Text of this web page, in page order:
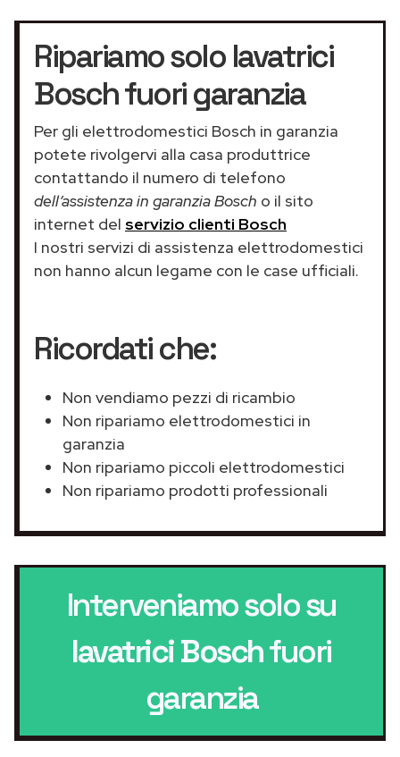
Ripariamo solo lavatrici
Bosch fuori garanzia
Per gli elettrodomestici Bosch in garanzia
potete rivolgervi alla casa produttrice
contattando il numero di telefono
dell’assistenza in garanzia Bosch o il sito
internet del servizio clienti Bosch
I nostri servizi di assistenza elettrodomestici
non hanno alcun legame con le case ufficiali.
Ricordati che:
Non vendiamo pezzi di ricambio
Non ripariamo elettrodomestici in
garanzia
Non ripariamo piccoli elettrodomestici
Non ripariamo prodotti professionali
Interveniamo solo su
lavatrici Boschfuori
garanzia